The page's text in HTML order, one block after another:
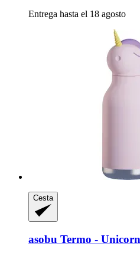
Entrega hasta el 18 agosto
Cesta
asobu Termo -​